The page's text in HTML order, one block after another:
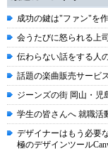
成功の鍵は"ファン"を
会うたびに怒られる上
伝わらない話をする人
話題の楽曲販売サービ
ジーンズの街 岡山・児
学生の皆さんへ 就職活
デザイナーはもう必要
極のデザインツール